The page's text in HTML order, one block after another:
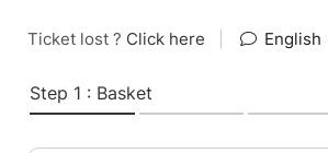
Ticket lost ? Click here English
Step 1 : Basket